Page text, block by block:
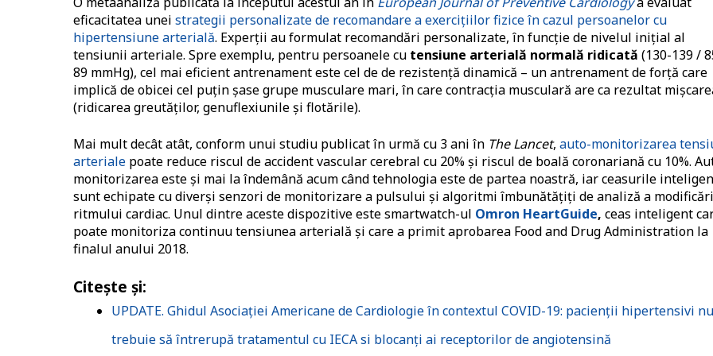
eficacitatea unei strategii personalizate de recomandare a exercițiilor fizice în cazul persoanelor cu
hipertensiune arterială. Experții au formulat recomandări personalizate, în funcție de nivelul inițial al
tensiunii arteriale. Spre exemplu, pentru persoanele cu tensiune arterială normală ridicată (130-139 /
89 mmHg), cel mai eficient antrenament este cel de de rezistență dinamică – un antrenament de forță care
implică de obicei cel puțin șase grupe musculare mari, în care contracția musculară are ca rezultat
(ridicarea greutăților, genuflexiunile și flotările).
Mai mult decât atât, conform unui studiu publicat în urmă cu 3 ani în The Lancet, auto-monitorizarea
arteriale poate reduce riscul de accident vascular cerebral cu 20% și riscul de boală coronariană cu 10%.
monitorizarea este și mai la îndemână acum când tehnologia este de partea noastră, iar ceasurile
sunt echipate cu diverși senzori de monitorizare a pulsului și algoritmi îmbunătățiți de analiză a
ritmului cardiac. Unul dintre aceste dispozitive este smartwatch-ul Omron HeartGuide, ceas inteligent
poate monitoriza continuu tensiunea arterială și care a primit aprobarea Food and Drug Administration la
finalul anului 2018.
Citește și:
UPDATE. Ghidul Asociației Americane de Cardiologie în contextul COVID-19: pacienții hipertensivi nu
trebuie să întrerupă tratamentul cu IECA si blocanți ai receptorilor de angiotensină